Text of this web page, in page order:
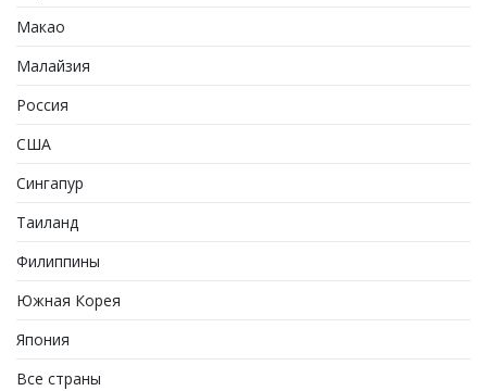
Макао
Малайзия
Россия
США
Сингапур
Таиланд
Филиппины
Южная Корея
Япония
Все страны